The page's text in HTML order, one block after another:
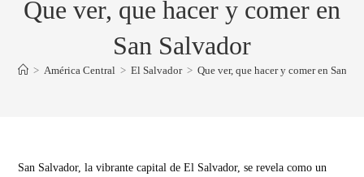
Que ver, que hacer y comer en
San Salvador
> América Central > El Salvador > Que ver, que hacer y comer en San
San Salvador, la vibrante capital de El Salvador, se revela como un